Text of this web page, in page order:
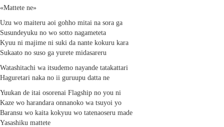
«Mattete ne»
Uzu wo maiteru aoi gohho mitai na sora ga
Susundeyuku no wo sotto nagameteta
Kyuu ni majime ni suki da nante kokuru kara
Sukaato no suso ga yurete midasareru
Watashitachi wa itsudemo nayande tatakattari
Haguretari naka no ii guruupu datta ne
Yuukan de itai osorenai Flagship no you ni
Kaze wo harandara onnanoko wa tsuyoi yo
Baransu wo kaita kokyuu wo tatenaoseru made
Yasashiku mattete